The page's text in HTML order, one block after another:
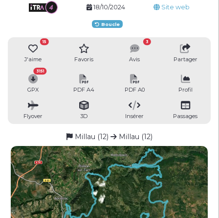
18/10/2024 Site web
Boucle
J'aime
15
Favoris Avis
3
Partager
GPX
3151
PDF A4 PDF A0 Profil
Flyover 3D Insérer Passages
Millau (12) Millau (12)